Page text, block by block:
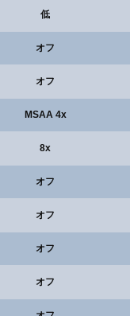
低
オフ
オフ
MSAA 4x
8x
オフ
オフ
オフ
オフ